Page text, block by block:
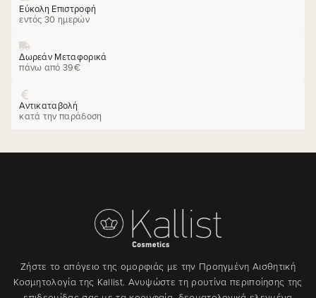
Εύκολη Επιστροφή
εντός 30 ημερών
Δωρεάν Μεταφορικά
πάνω από 39€
Αντικαταβολή
κατά την παράδοση
Ζήστε το απόγειο της ομορφιάς με την Προηγμένη Αισθητική
Κοσμητολογία της Kallist. Ανυψώστε τη ρουτίνα περιποίησης της